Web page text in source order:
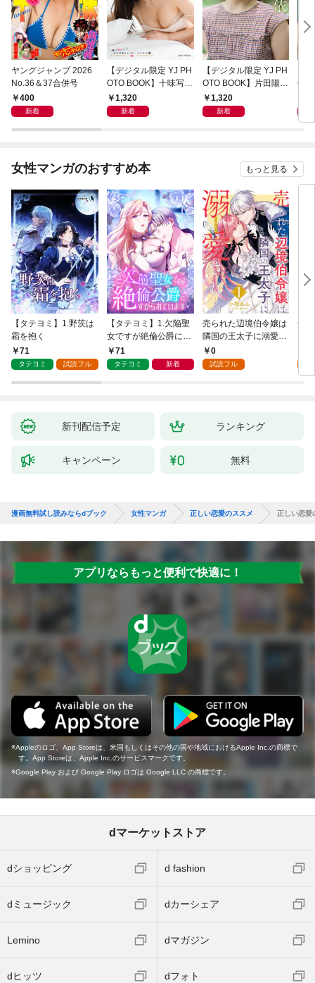
ヤングジャンプ 2026
No.36＆37合併号
400
新着
【デジタル限定 YJ PH
OTO BOOK】十味写真
集「続・『ぽみ』！？
どこでもトレイン・ベ
1,320
新着
【デジタル限定 YJ PH
OTO BOOK】片田陽依
写真集「羽色日和」
1,320
新着
リ」
女性マンガのおすすめ本 もっと見る
【タテヨミ】1.野茨は
霜を抱く
71
タテヨミ 試読フル
【タテヨミ】1.欠陥聖
女ですが絶倫公爵にす
がられています
71
タテヨミ 新着
売られた辺境伯令嬢は
隣国の王太子に溺愛さ
れる 1
0
試読フル
千
家
新刊配信予定 ランキング
キャンペーン 無料
漫画無料試し読みならdブック 女性マンガ 正しい恋愛のススメ 正しい恋愛
アプリならもっと便利で快適に！
Appleのロゴ、App Storeは、米国もしくはその他の国や地域におけるApple Inc.の商標で
す。App Storeは、Apple Inc.のサービスマークです。
Google Play および Google Play ロゴは Google LLC の商標です。
dマーケットストア
dショッピング d fashion
dミュージック dカーシェア
Lemino dマガジン
dヒッツ dフォト